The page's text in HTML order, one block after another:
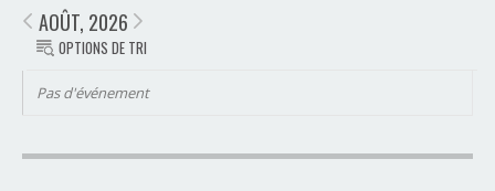
AOÛT, 2026
OPTIONS DE TRI
Pas d'événement